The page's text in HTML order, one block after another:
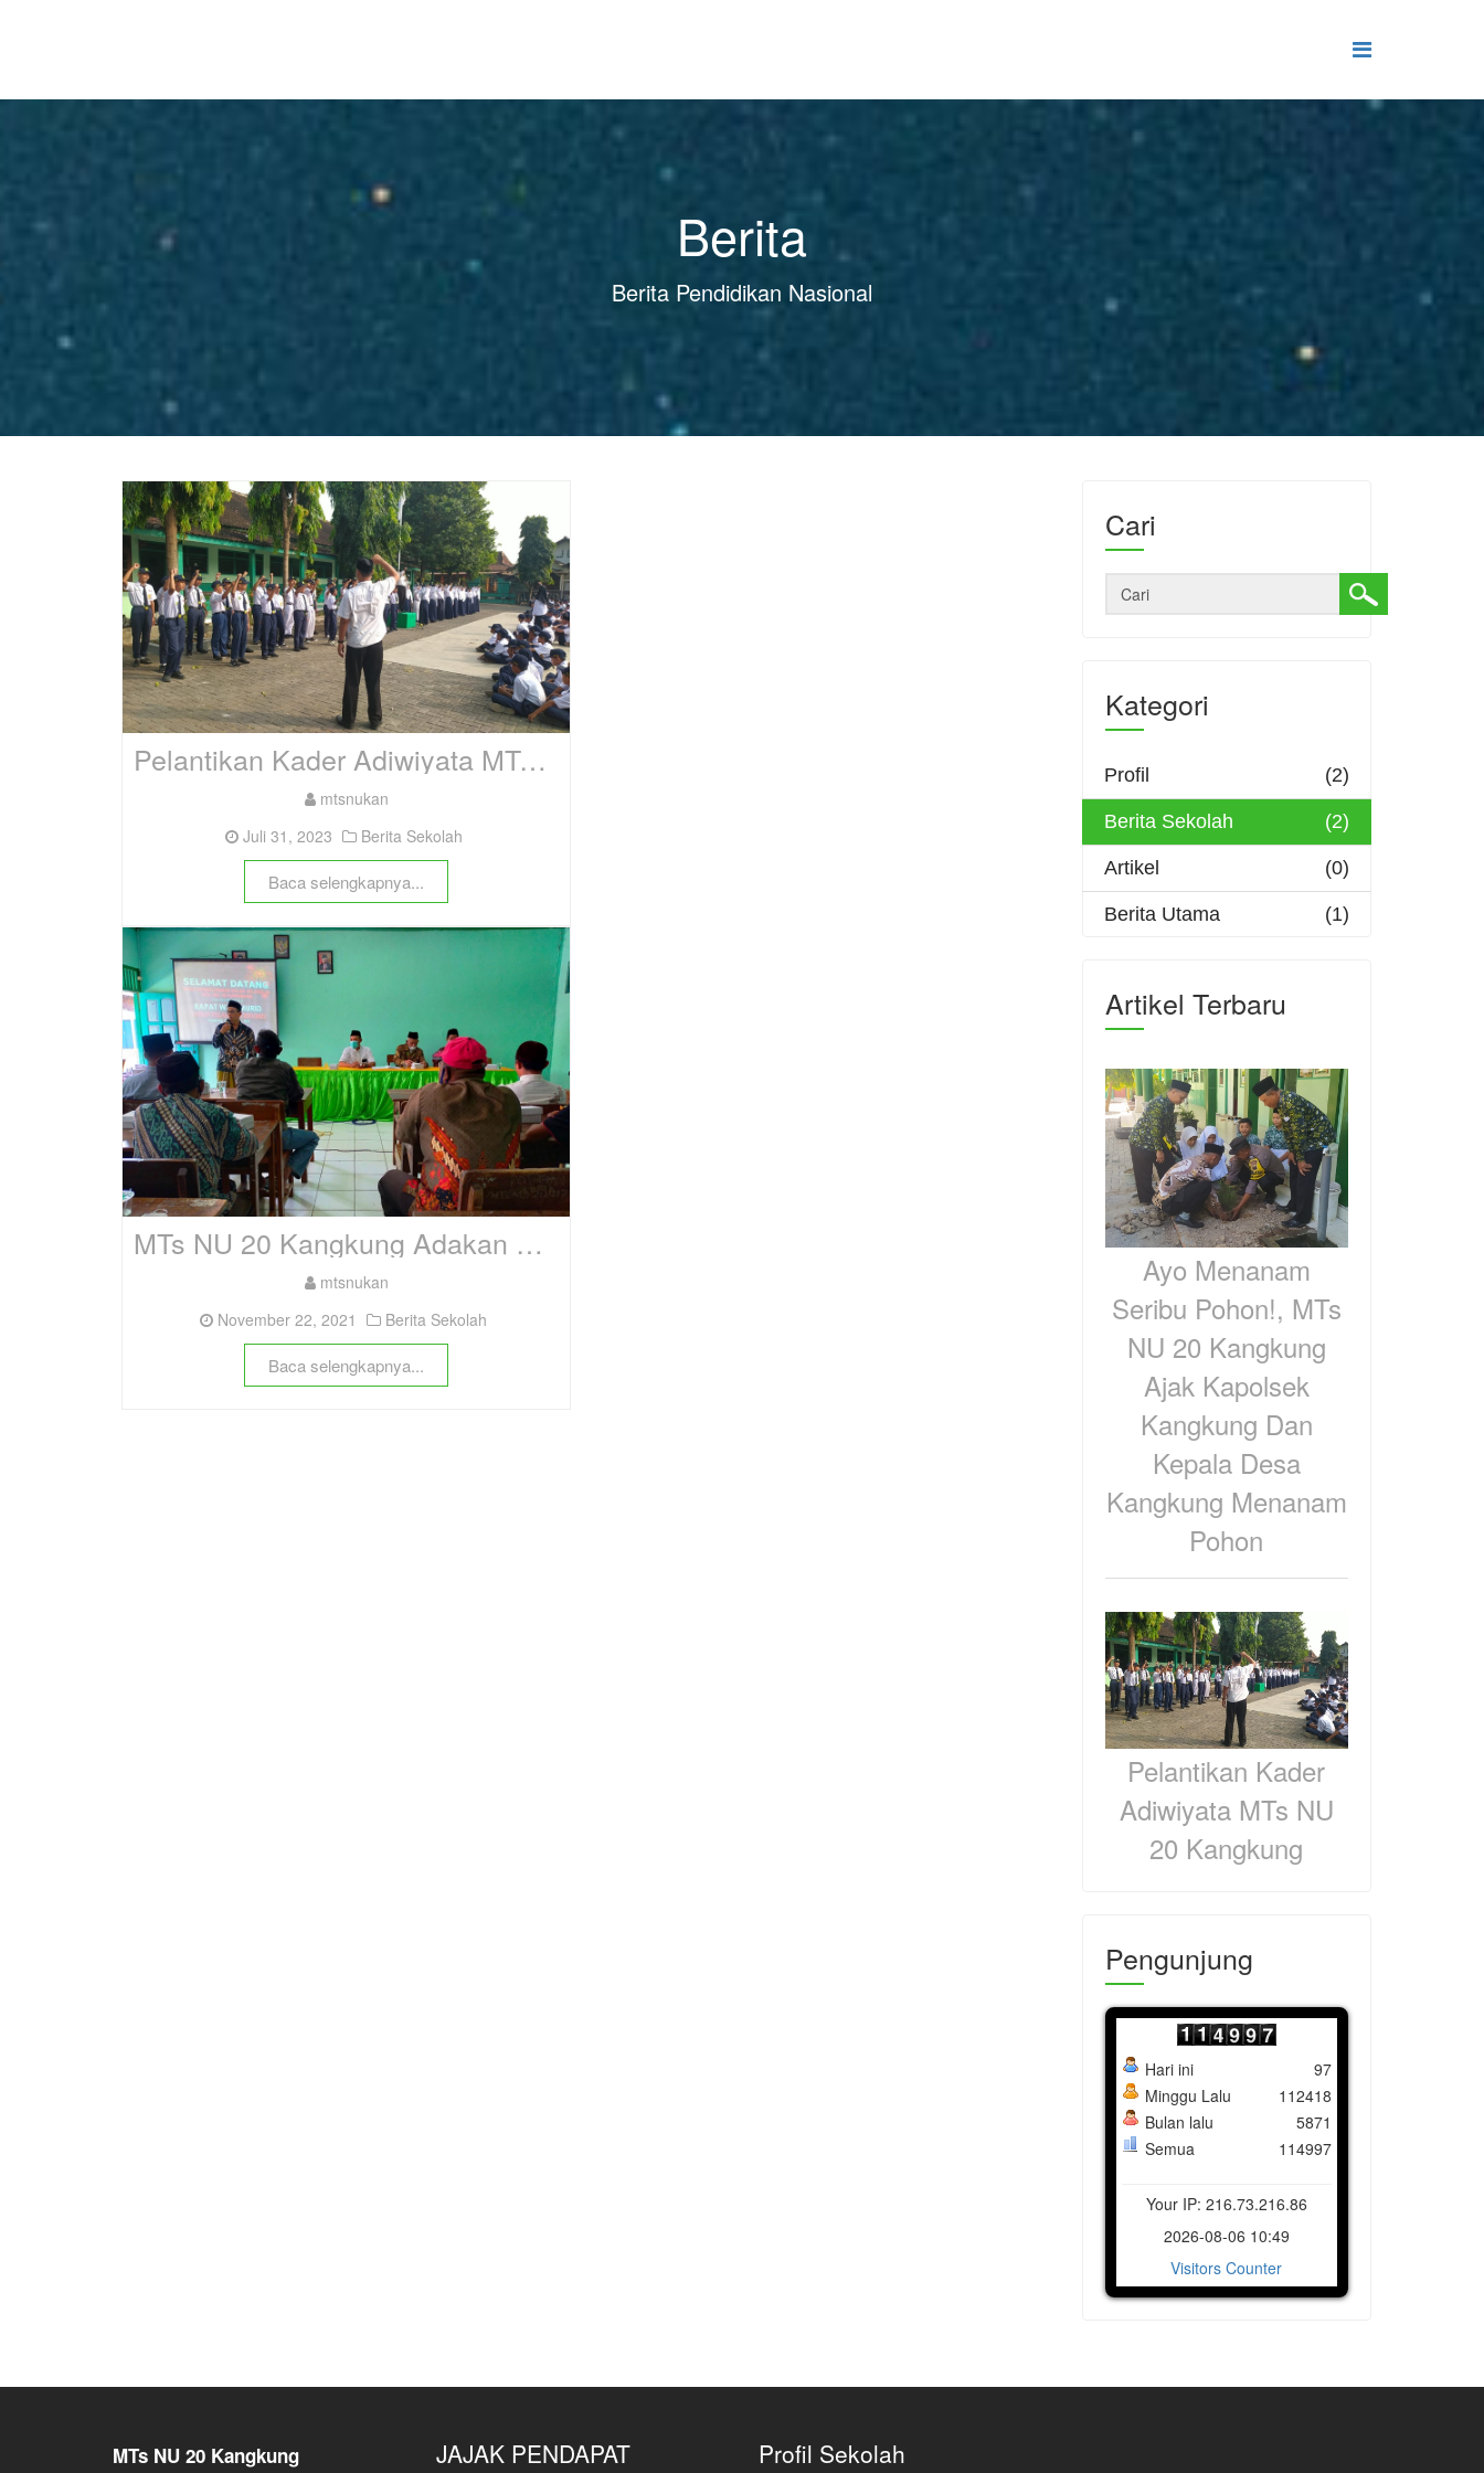
Berita
Berita Pendidikan Nasional
Pelantikan Kader Adiwiyata MTs NU 20 Kangkung
mtsnukan
Juli 31, 2023
Berita Sekolah
Baca selengkapnya...
MTs NU 20 Kangkung Adakan Rapat Wali Murid
mtsnukan
November 22, 2021
Berita Sekolah
Baca selengkapnya...
Cari
Kategori
Profil (2)
Berita Sekolah (2)
Artikel (0)
Berita Utama (1)
Artikel Terbaru
Ayo Menanam
Seribu Pohon!, MTs
NU 20 Kangkung
Ajak Kapolsek
Kangkung Dan
Kepala Desa
Kangkung Menanam
Pohon
Pelantikan Kader
Adiwiyata MTs NU
20 Kangkung
Pengunjung
Hari ini
Minggu Lalu
Bulan lalu
Semua
97
112418
5871
114997
Your IP: 216.73.216.86
2026-08-06 10:49
Visitors Counter
MTs NU 20 Kangkung JAJAK PENDAPAT Profil Sekolah